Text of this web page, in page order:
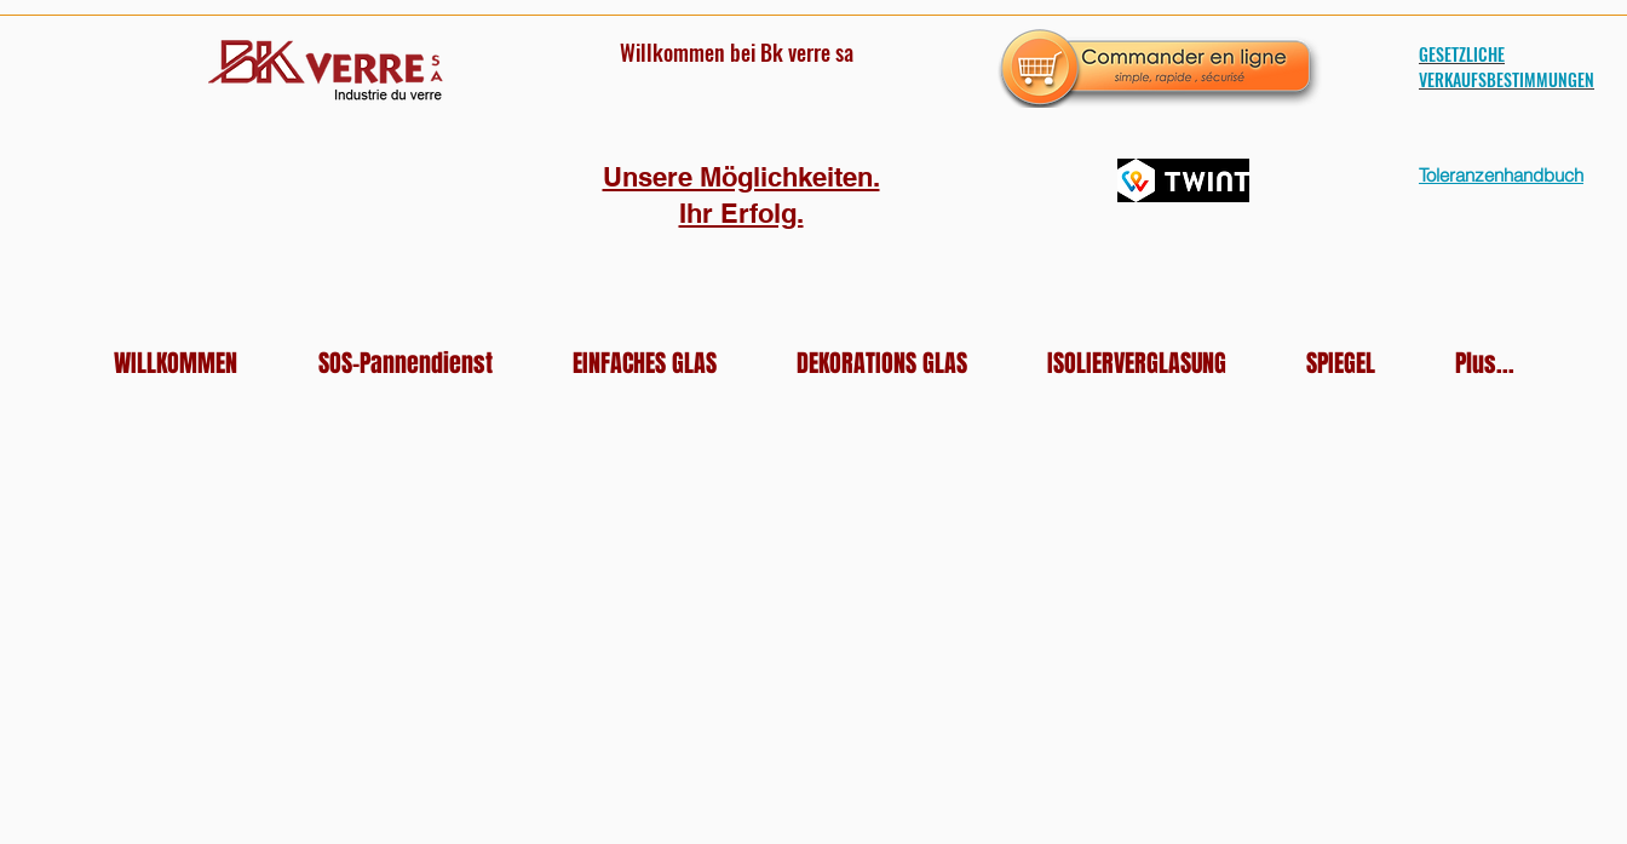
GESETZLICHE
VERKAUFSBESTIMMUNGEN
Willkommen bei Bk verre sa
Unsere Möglichkeiten.
Ihr Erfolg.
Toleranzenhandbuch
WILLKOMMEN SOS-Pannendienst EINFACHES GLAS DEKORATIONS GLAS ISOLIERVERGLASUNG SPIEGEL Plus...